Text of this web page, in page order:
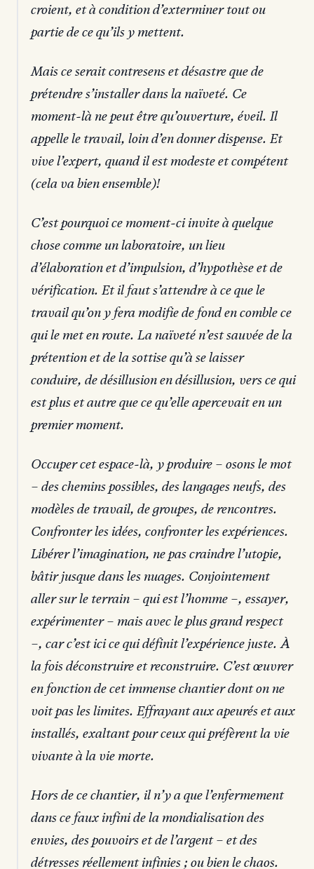
croient, et à condition d’exterminer tout ou
partie de ce qu’ils y mettent.
Mais ce serait contresens et désastre que de
prétendre s’installer dans la naïveté. Ce
moment-là ne peut être qu’ouverture, éveil. Il
appelle le travail, loin d’en donner dispense. Et
vive l’expert, quand il est modeste et compétent
(cela va bien ensemble)!
C’est pourquoi ce moment-ci invite à quelque
chose comme un laboratoire, un lieu
d’élaboration et d’impulsion, d’hypothèse et de
vérification. Et il faut s’attendre à ce que le
travail qu’on y fera modifie de fond en comble ce
qui le met en route. La naïveté n’est sauvée de la
prétention et de la sottise qu’à se laisser
conduire, de désillusion en désillusion, vers ce qui
est plus et autre que ce qu’elle apercevait en un
premier moment.
Occuper cet espace-là, y produire – osons le mot
– des chemins possibles, des langages neufs, des
modèles de travail, de groupes, de rencontres.
Confronter les idées, confronter les expériences.
Libérer l’imagination, ne pas craindre l’utopie,
bâtir jusque dans les nuages. Conjointement
aller sur le terrain – qui est l’homme –, essayer,
expérimenter – mais avec le plus grand respect
–, car c’est ici ce qui définit l’expérience juste. À
la fois déconstruire et reconstruire. C’est œuvrer
en fonction de cet immense chantier dont on ne
voit pas les limites. Effrayant aux apeurés et aux
installés, exaltant pour ceux qui préfèrent la vie
vivante à la vie morte.
Hors de ce chantier, il n’y a que l’enfermement
dans ce faux infini de la mondialisation des
envies, des pouvoirs et de l’argent – et des
détresses réellement infinies ; ou bien le chaos.